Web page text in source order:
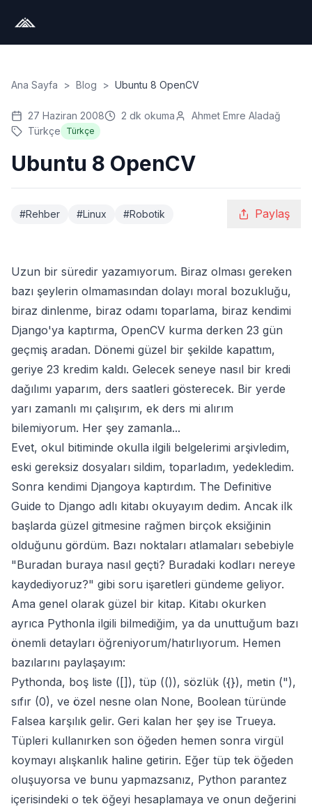
Ana Sayfa > Blog > Ubuntu 8 OpenCV
27 Haziran 2008 2 dk okuma
Ahmet Emre Aladağ
Türkçe
Türkçe
Ubuntu 8 OpenCV
#Rehber #Linux #Robotik Paylaş
Uzun bir süredir yazamıyorum. Biraz olması gereken
bazı şeylerin olmamasından dolayı moral bozukluğu,
biraz dinlenme, biraz odamı toparlama, biraz kendimi
Django'ya kaptırma, OpenCV kurma derken 23 gün
geçmiş aradan. Dönemi güzel bir şekilde kapattım,
geriye 23 kredim kaldı. Gelecek seneye nasıl bir kredi
dağılımı yaparım, ders saatleri gösterecek. Bir yerde
yarı zamanlı mı çalışırım, ek ders mi alırım
bilemiyorum. Her şey zamanla...
Evet, okul bitiminde okulla ilgili belgelerimi arşivledim,
eski gereksiz dosyaları sildim, toparladım, yedekledim.
Sonra kendimi Djangoya kaptırdım. The Definitive
Guide to Django adlı kitabı okuyayım dedim. Ancak ilk
başlarda güzel gitmesine rağmen birçok eksiğinin
olduğunu gördüm. Bazı noktaları atlamaları sebebiyle
"Buradan buraya nasıl geçti? Buradaki kodları nereye
kaydediyoruz?" gibi soru işaretleri gündeme geliyor.
Ama genel olarak güzel bir kitap. Kitabı okurken
ayrıca Pythonla ilgili bilmediğim, ya da unuttuğum bazı
önemli detayları öğreniyorum/hatırlıyorum. Hemen
bazılarını paylaşayım:
Pythonda, boş liste ([]), tüp (()), sözlük ({}), metin ("),
sıfır (0), ve özel nesne olan None, Boolean türünde
Falsea karşılık gelir. Geri kalan her şey ise Trueya.
Tüpleri kullanırken son öğeden hemen sonra virgül
koymayı alışkanlık haline getirin. Eğer tüp tek öğeden
oluşuyorsa ve bunu yapmazsanız, Python parantez
içerisindeki o tek öğeyi hesaplamaya ve onun değerini